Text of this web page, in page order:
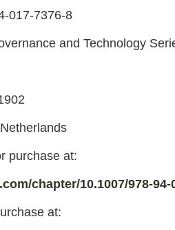
017-7376-8
and Technology
purchase at:
chapter/10.1007/978-94-
at: